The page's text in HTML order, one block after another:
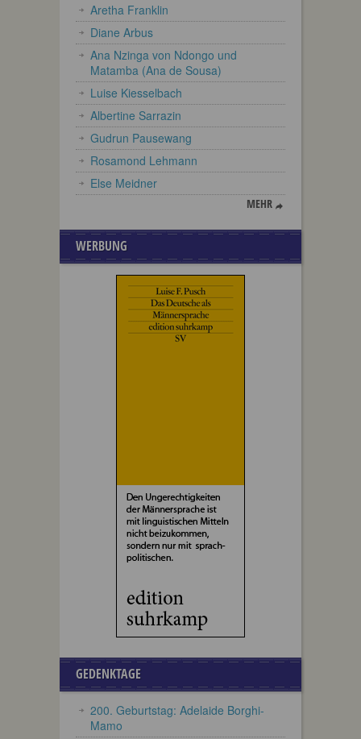
Aretha Franklin
Diane Arbus
Ana Nzinga von Ndongo und
Matamba (Ana de Sousa)
Luise Kiesselbach
Albertine Sarrazin
Gudrun Pausewang
Rosamond Lehmann
Else Meidner
MEHR
WERBUNG
GEDENKTAGE
200. Geburtstag: Adelaide Borghi-
Mamo